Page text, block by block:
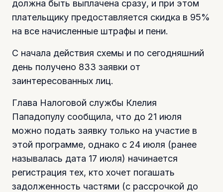
должна быть выплачена сразу, и при этом
плательщику предоставляется скидка в 95%
на все начисленные штрафы и пени.
С начала действия схемы и по сегодняшний
день получено 833 заявки от
заинтересованных лиц.
Глава Налоговой службы Клелия
Пападопулу сообщила, что до 21 июля
можно подать заявку только на участие в
этой программе, однако с 24 июля (ранее
называлась дата 17 июля) начинается
регистрация тех, кто хочет погашать
задолженность частями (с рассрочкой до